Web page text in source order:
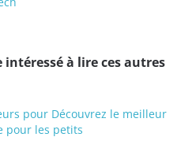
intéressé à lire ces autres
pour Découvrez le meilleur
pour les petits